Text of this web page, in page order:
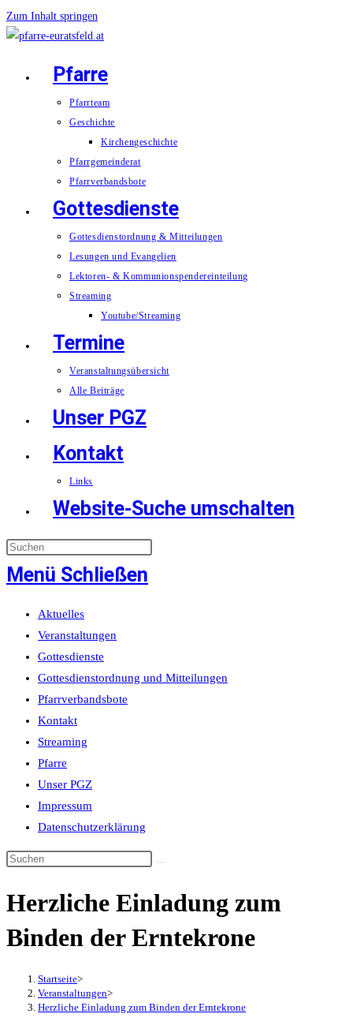
Zum Inhalt springen
Pfarre
Pfarrteam
Geschichte
Kirchengeschichte
Pfarrgemeinderat
Pfarrverbandsbote
Gottesdienste
Gottesdienstordnung & Mitteilungen
Lesungen und Evangelien
Lektoren- & Kommunionspendereinteilung
Streaming
Youtube/Streaming
Termine
Veranstaltungsübersicht
Alle Beiträge
Unser PGZ
Kontakt
Links
Website-Suche umschalten
Menü Schließen
Aktuelles
Veranstaltungen
Gottesdienste
Gottesdienstordnung und Mitteilungen
Pfarrverbandsbote
Kontakt
Streaming
Pfarre
Unser PGZ
Impressum
Datenschutzerklärung
Herzliche Einladung zum
Binden der Erntekrone
Startseite>
Veranstaltungen>
Herzliche Einladung zum Binden der Erntekrone